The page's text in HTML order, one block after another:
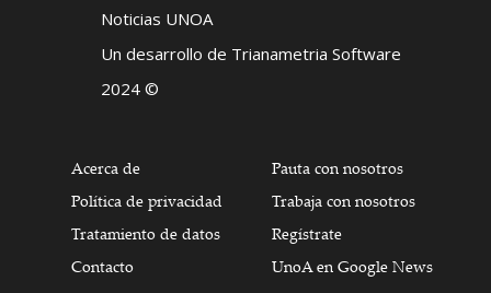
Noticias UNOA
Un desarrollo de Trianametria Software
2024 ©
Acerca de
Política de privacidad
Tratamiento de datos
Contacto
Pauta con nosotros
Trabaja con nosotros
Regístrate
UnoA en Google News